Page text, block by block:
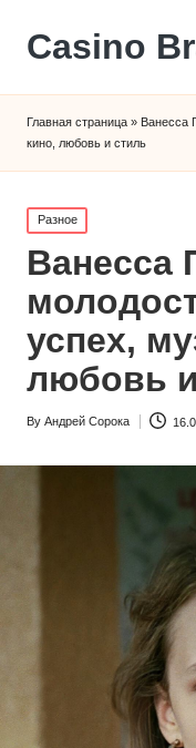
Сasino
Главная страница » Ванесса
кино, любовь и стиль
Posted
in
Разное
Ванесса
успех,
любовь
Posted
By Андрей Сорока